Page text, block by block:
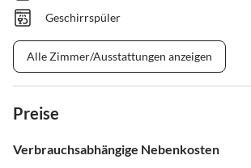
Geschirrspüler
Alle Zimmer/Ausstattungen anzeigen
Preise
Verbrauchsabhängige Nebenkosten